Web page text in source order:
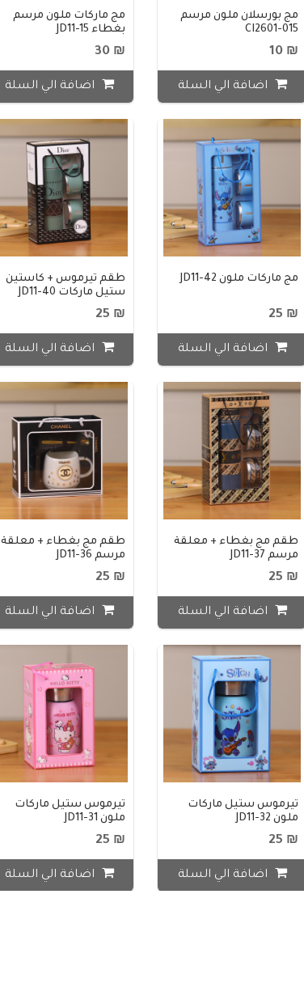
مج بورسلان ملون مرسم
CI2601-015
₪ 10
اضافة الي السلة
مج ماركات ملون مرسم
بغطاء JD11-15
₪ 30
اضافة الي السلة
مج ماركات ملون JD11-42
₪ 25
اضافة الي السلة
طقم تيرموس + كاستين
ستيل ماركات JD11-40
₪ 25
اضافة الي السلة
طقم مج بغطاء + معلقة
مرسم JD11-37
₪ 25
اضافة الي السلة
طقم مج بغطاء + معلقة
مرسم JD11-36
₪ 25
اضافة الي السلة
تيرموس ستيل ماركات
ملون JD11-32
₪ 25
اضافة الي السلة
تيرموس ستيل ماركات
ملون JD11-31
₪ 25
اضافة الي السلة